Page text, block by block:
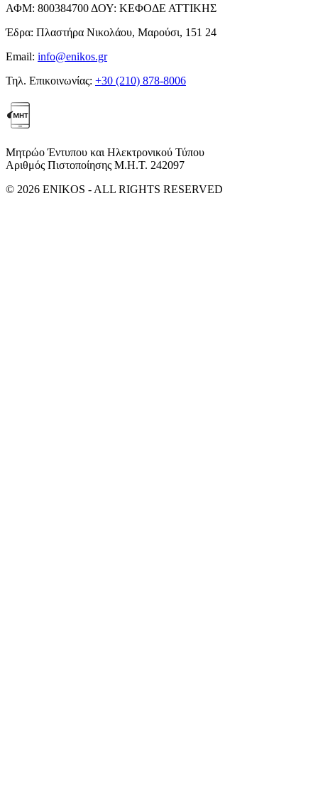
ΑΦΜ: 800384700ΔΟΥ: ΚΕΦΟΔΕ ΑΤΤΙΚΗΣ
Έδρα: Πλαστήρα Νικολάου, Μαρούσι, 151 24
Email: info@enikos.gr
Τηλ. Επικοινωνίας: +30 (210) 878-8006
Μητρώο Έντυπου και Ηλεκτρονικού Τύπου
Αριθμός Πιστοποίησης Μ.Η.Τ. 242097
© 2026 ENIKOS - ALL RIGHTS RESERVED